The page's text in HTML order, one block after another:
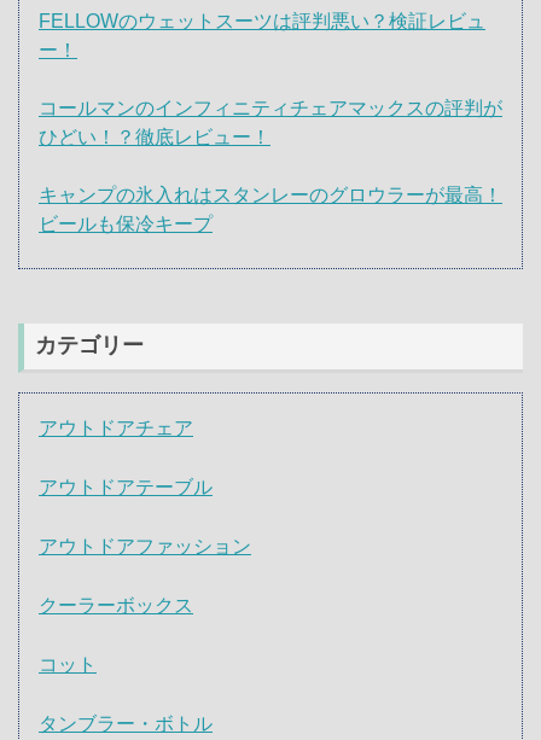
FELLOWのウェットスーツは評判悪い？検証レビュ
ー！
コールマンのインフィニティチェアマックスの評判が
ひどい！？徹底レビュー！
キャンプの氷入れはスタンレーのグロウラーが最高！
ビールも保冷キープ
カテゴリー
アウトドアチェア
アウトドアテーブル
アウトドアファッション
クーラーボックス
コット
タンブラー・ボトル